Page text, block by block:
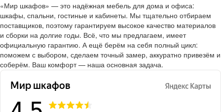
«Мир шкафов» — это надёжная мебель для дома и офиса:
шкафы, спальни, гостиные и кабинеты. Мы тщательно отбираем
поставщиков, поэтому гарантируем высокое качество материалов
и сборки на долгие годы. Всё, что мы предлагаем, имеет
официальную гарантию. А ещё берём на себя полный цикл:
поможем с выбором, сделаем точный замер, аккуратно привезём и
соберём. Ваш комфорт — наша основная задача.